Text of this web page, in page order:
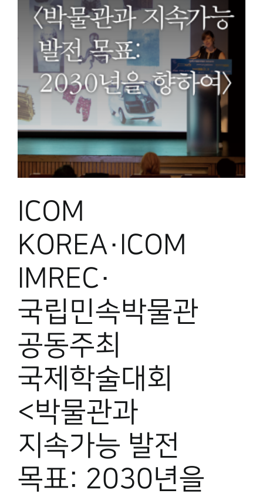
ICOM
KOREA·ICOM
IMREC·
국립민속박물관
공동주최
국제학술대회
<박물관과
지속가능 발전
목표: 2030년을